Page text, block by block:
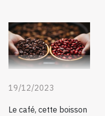
19/12/2023
Le café, cette boisson